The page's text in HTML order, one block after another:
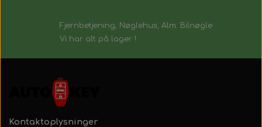
Fjernbetjening, Nøglehus, Alm. Bilnøgle
Vi har alt på lager !
Kontaktoplysninger